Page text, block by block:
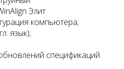
Элит
компьютера;
язык);
спецификаций